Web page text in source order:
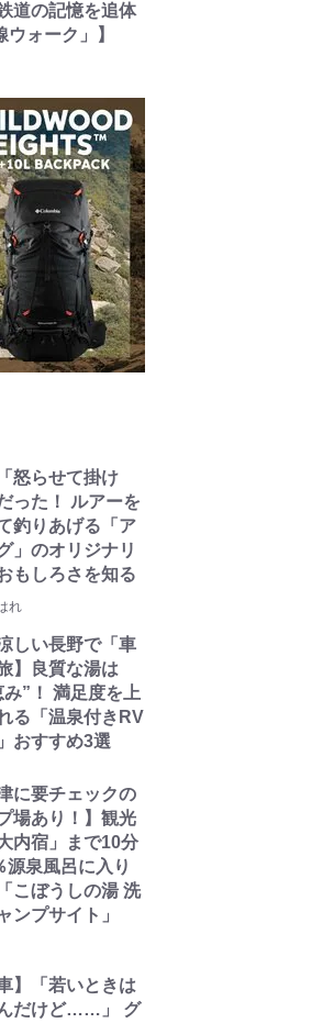
道の記憶を追体
ォーク」】
怒らせて掛け
った！ ルアーを
釣りあげる「ア
」のオリジナリ
もしろさを知る
れ
しい長野で「車
】良質な湯は
み”！ 満足度を上
る「温泉付きRV
おすすめ3選
に要チェックの
場あり！】観光
内宿」まで10分
源泉風呂に入り
こぼうしの湯 洗
ンプサイト」
】「若いときは
だけど……」 グ